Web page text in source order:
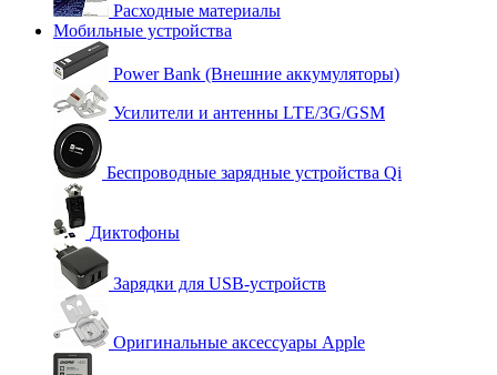
Расходные материалы
Мобильные устройства
Power Bank (Внешние аккумуляторы)
Усилители и антенны LTE/3G/GSM
Беспроводные зарядные устройства Qi
Диктофоны
Зарядки для USB-устройств
Оригинальные аксессуары Apple